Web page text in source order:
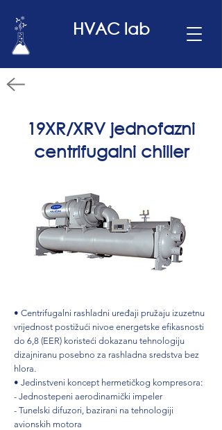
HVAC lab
19XR/XRV jednofazni
centrifugalni chiller
• Centrifugalni rashladni uređaji pružaju izuzetnu
vrijednost postižući nivoe energetske efikasnosti
do 6,8 (EER) koristeći dokazanu tehnologiju
dizajniranu posebno za rashladna sredstva bez
hlora.
• Jedinstveni koncept hermetičkog kompresora:
- Jednostepeni aerodinamički impeler
- Tunelski difuzori, bazirani na tehnologiji
avionskih motora